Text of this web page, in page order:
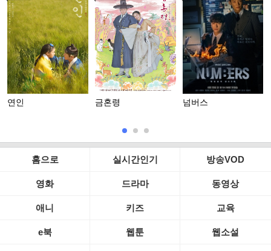
연인 금혼령 넘버스
홈으로 실시간인기 방송VOD
영화 드라마 동영상
애니 키즈 교육
e북 웹툰 웹소설